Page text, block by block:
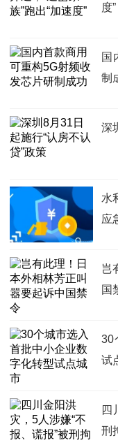
度”
国
制
深
水
应
岂
国
30
试
四
刑